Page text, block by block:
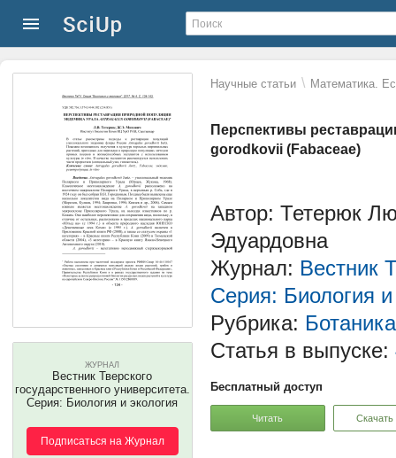
Научные статьи \ Математика.
Перспективы
gorodkovii (Fabaceae)
ЖУРНАЛ
Вестник Тверского
государственного университета.
Серия: Биология и экология
Подписаться на Журнал
Автор: Тетерюк
Эдуардовна
Журнал: Вестник
Серия: Биология и
Рубрика: Ботаника
Статья в выпуске:
Бесплатный доступ
Читать Скачать